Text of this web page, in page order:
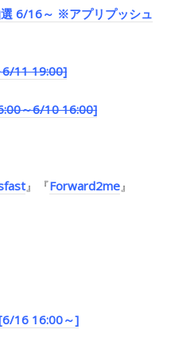
選 6/16～ ※アプリプッシュ
6/11 19:00]
～6/10 16:00]
』『Forward2me』
[6/16 16:00～]